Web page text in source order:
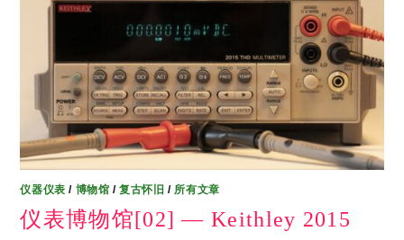
仪器仪表 / 博物馆 /复古怀旧 / 所有文章
仪表博物馆[02] — Keithley 2015